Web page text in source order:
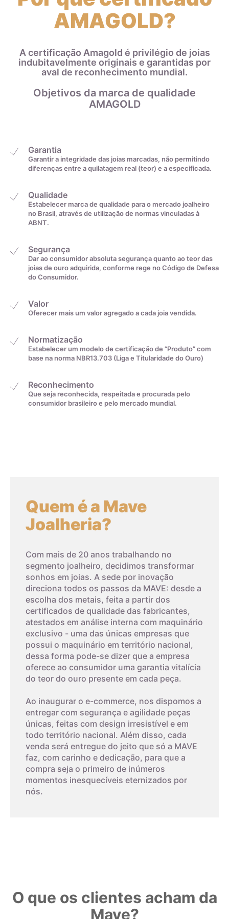
AMAGOLD?
A certificação Amagold é privilégio de joias
indubitavelmente originais e garantidas por
aval de reconhecimento mundial.
Objetivos da marca de qualidade
AMAGOLD
Garantia
Garantir a integridade das joias marcadas, não permitindo
diferenças entre a quilatagem real (teor) e a especificada.
Qualidade
Estabelecer marca de qualidade para o mercado joalheiro
no Brasil, através de utilização de normas vinculadas à
ABNT.
Segurança
Dar ao consumidor absoluta segurança quanto ao teor das
joias de ouro adquirida, conforme rege no Código de Defesa
do Consumidor.
Valor
Oferecer mais um valor agregado a cada joia vendida.
Normatização
Estabelecer um modelo de certificação de “Produto” com
base na norma NBR13.703 (Liga e Titularidade do Ouro)
Reconhecimento
Que seja reconhecida, respeitada e procurada pelo
consumidor brasileiro e pelo mercado mundial.
Quem é a Mave
Joalheria?
Com mais de 20 anos trabalhando no
segmento joalheiro, decidimos transformar
sonhos em joias. A sede por inovação
direciona todos os passos da MAVE: desde a
escolha dos metais, feita a partir dos
certificados de qualidade das fabricantes,
atestados em análise interna com maquinário
exclusivo - uma das únicas empresas que
possui o maquinário em território nacional,
dessa forma pode-se dizer que a empresa
oferece ao consumidor uma garantia vitalícia
do teor do ouro presente em cada peça.
Ao inaugurar o e-commerce, nos dispomos a
entregar com segurança e agilidade peças
únicas, feitas com design irresistível e em
todo território nacional. Além disso, cada
venda será entregue do jeito que só a MAVE
faz, com carinho e dedicação, para que a
compra seja o primeiro de inúmeros
momentos inesquecíveis eternizados por
nós.
O que os clientes acham da
Mave?